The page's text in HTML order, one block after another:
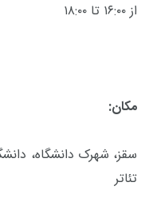
از ۱۶:۰۰ تا ۱۸:۰۰
مکان:
سقز، شهرک دانشگاه،
تئاتر